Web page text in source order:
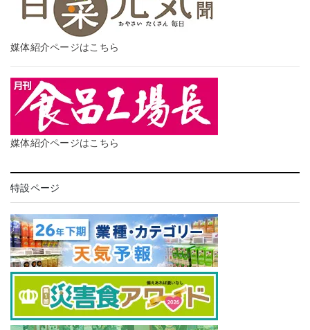
媒体紹介ページはこちら
媒体紹介ページはこちら
特設ページ